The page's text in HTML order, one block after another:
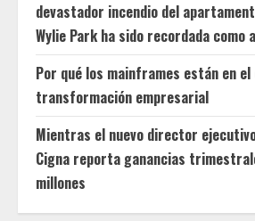
devastador incendio del
Wylie Park ha sido recordada como
Por qué los mainframes están en
transformación empresarial
Mientras el nuevo director
Cigna reporta ganancias
millones